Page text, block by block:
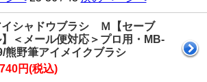
イシャドウブラシ Ｍ【セーブ
】＜メール便対応＞プロ用・MB-
熊野筆アイメイクブラシ
円(税込)